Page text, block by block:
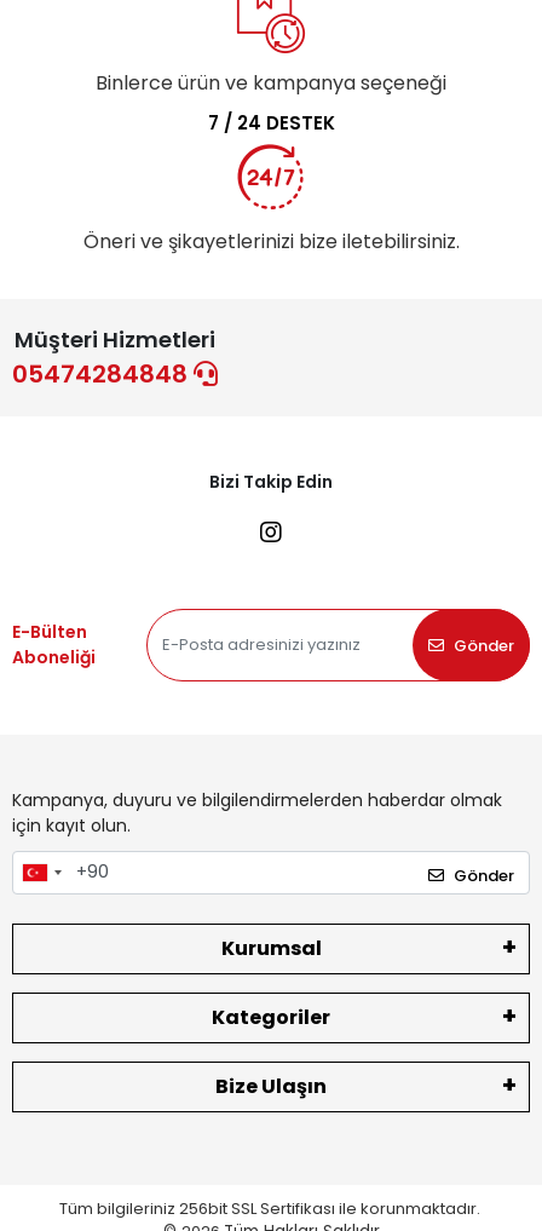
Binlerce ürün ve kampanya seçeneği
7 / 24 DESTEK
Öneri ve şikayetlerinizi bize iletebilirsiniz.
Müşteri Hizmetleri
05474284848
Bizi Takip Edin
E-Bülten
Aboneliği
Gönder
Kampanya, duyuru ve bilgilendirmelerden haberdar olmak
için kayıt olun.
Gönder
Kurumsal
Kategoriler
Bize Ulaşın
Tüm bilgileriniz 256bit SSL Sertifikası ile korunmaktadır.